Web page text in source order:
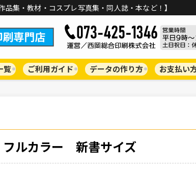
集・教材・コスプレ写真集・同人誌・本など！】
覧 ご利用ガイド データの作り方 お支払い
ルカラー 新書サイズ